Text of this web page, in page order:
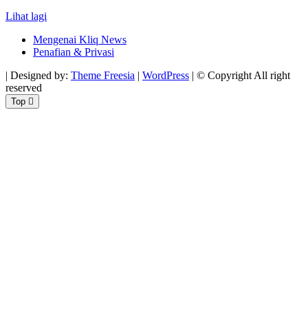
Lihat lagi
kemarau
untuk
tanah
Mengenai Kliq News
Penafian & Privasi
| Designed by: Theme Freesia | WordPress | © Copyright All right
reserved
Top